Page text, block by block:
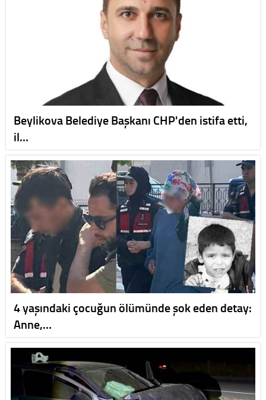
Beylikova Belediye Başkanı CHP'den istifa etti,
il…
4 yaşındaki çocuğun ölümünde şok eden detay:
Anne,…